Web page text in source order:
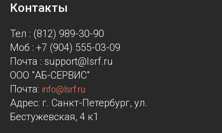
Контакты
Тел : (812) 989-30-90
Моб : +7 (904) 555-03-09
Почта : support@lsrf.ru
ООО "АБ-СЕРВИС"
Почта: info@lsrf.ru
Адрес: г. Санкт-Петербург, ул.
Бестужевская, 4 к1